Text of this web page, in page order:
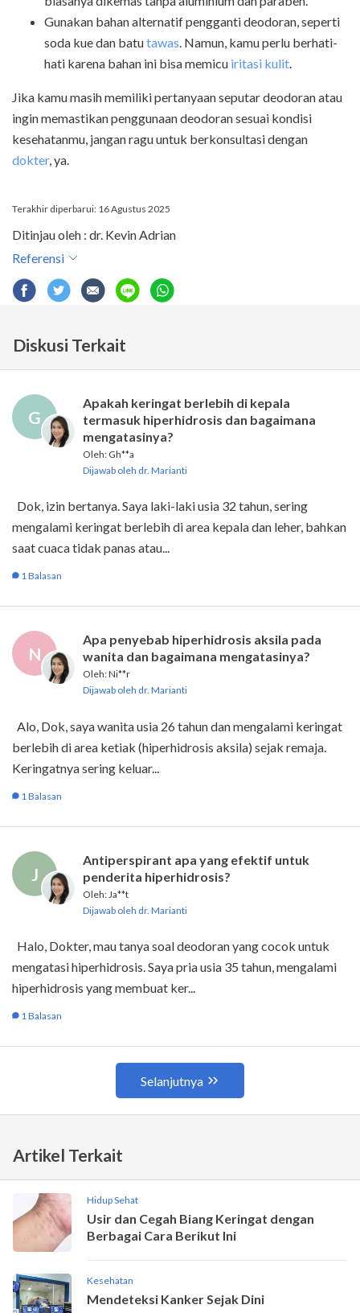
Gunakan bahan alternatif pengganti deodoran, seperti
soda kue dan batutawas . Namun, kamu perlu berhati-
hati karena bahan ini bisa memicu iritasi kulit
Jika kamu masih memiliki pertanyaan seputar deodoran atau
ingin memastikan penggunaan deodoran sesuai kondisi
kesehatanmu, jangan ragu untuk berkonsultasi dengan
dokter, ya.
Terakhir diperbarui: 16 Agustus 2025